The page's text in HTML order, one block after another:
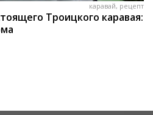
каравай, рецепт
Троицкого каравая: